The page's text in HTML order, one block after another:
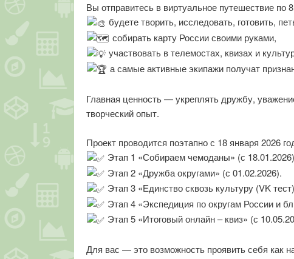
Вы отправитесь в виртуальное путешествие
будете творить, исследовать, готовить,
собирать карту России своими руками,
участвовать в телемостах, квизах и
а самые активные экипажи получат
Главная ценность — укреплять дружбу,
творческий опыт.
Проект проводится поэтапно с 18 января 2026
Этап 1 «Собираем чемоданы» (с
Этап 2 «Дружба округами» (с 01.02.2026).
Этап 3 «Единство сквозь культуру (VK
Этап 4 «Экспедиция по округам России и
Этап 5 «Итоговый онлайн – квиз» (с
Для вас — это возможность проявить себя как